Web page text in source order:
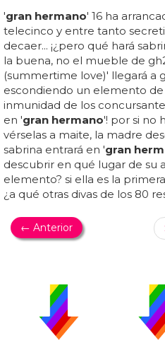
'gran hermano' 16 ha
telecinco y entre tanto
decaer... ¡¿pero qué hará
la buena, no el mueble de
(summertime love)' llegará a
escondiendo un elemento
inmunidad de los
en 'gran hermano'! por si no
vérselas a maite, la madre
sabrina entrará en 'gran
descubrir en qué lugar de su
elemento? si ella es la
¿a qué otras divas de los 80
← Anterior